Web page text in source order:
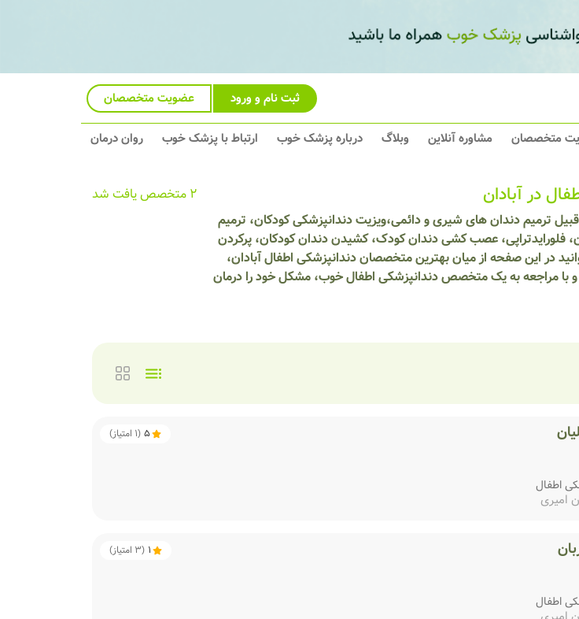
ثبت نام و ورود عضویت متخصصان
متخصصان مشاوره آنلاین وبلاگ درباره پزشک خوب ارتباط با پزشک خوب روان درمان
در آبادان
ترمیم دندان های شیری و دائمی،ویزیت دندانپزشکی کودکان، ترمیم
فلورایدتراپی، عصب کشی دندان کودک، کشیدن دندان کودکان، پرکردن
در این صفحه از میان بهترین متخصصان دندانپزشکی اطفال آبادان،
و با مراجعه به یک متخصص دندانپزشکی اطفال خوب، مشکل خود را درمان
2 متخصص یافت شد
5
(
1 امتیاز)
اطفال
امیری
1
(
3 امتیاز)
اطفال